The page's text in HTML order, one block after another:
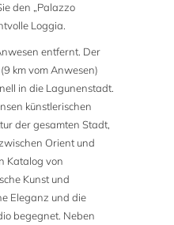
den „Palazzo
Loggia.
entfernt. Der
km vom Anwesen)
in die Lagunenstadt.
künstlerischen
der gesamten Stadt,
Orient und
Katalog von
Kunst und
Eleganz und die
begegnet. Neben